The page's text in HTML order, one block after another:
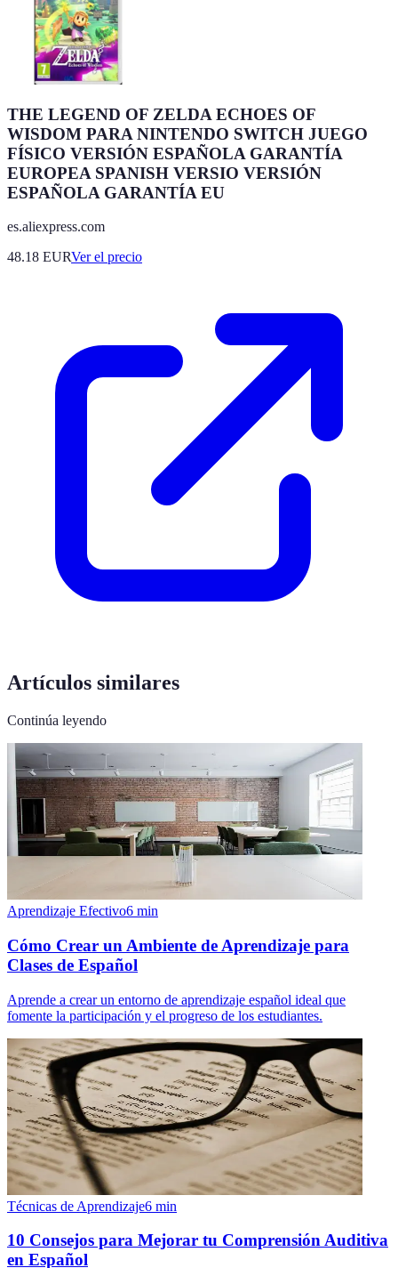
THE LEGEND OF ZELDA ECHOES OF
WISDOM PARA NINTENDO SWITCH JUEGO
FÍSICO VERSIÓN ESPAÑOLA GARANTÍA
EUROPEA SPANISH VERSIO VERSIÓN
ESPAÑOLA GARANTÍA EU
es.aliexpress.com
48.18 EURVer el precio
Artículos similares
Continúa leyendo
Aprendizaje Efectivo6 min
Cómo Crear un Ambiente de Aprendizaje para
Clases de Español
Aprende a crear un entorno de aprendizaje español ideal que
fomente la participación y el progreso de los estudiantes.
Técnicas de Aprendizaje6 min
10 Consejos para Mejorar tu Comprensión Auditiva
en Español